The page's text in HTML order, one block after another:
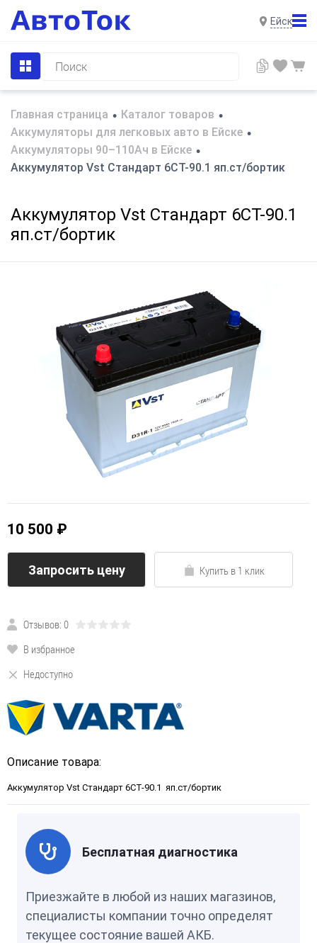
Ейск
Главная страница • Каталог товаров •
Аккумуляторы для легковых авто в Ейске •
Аккумуляторы 90–110Ач в Ейске •
Аккумулятор Vst Стандарт 6СТ-90.1 яп.ст/бортик
Аккумулятор Vst Стандарт 6СТ-90.1
яп.ст/бортик
10 500 ₽
Запросить цену Купить в 1 клик
Отзывов: 0
В избранное
Недоступно
Описание товара:
Аккумулятор Vst Стандарт 6СТ-90.1 яп.ст/бортик
Бесплатная диагностика
Приезжайте в любой из наших магазинов,
специалисты компании точно определят
текущее состояние вашей АКБ.